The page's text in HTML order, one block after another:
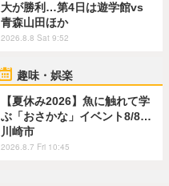
大が勝利…第4日は遊学館vs
青森山田ほか
2026.8.8 Sat 9:52
趣味・娯楽
【夏休み2026】魚に触れて学
ぶ「おさかな」イベント8/8…
川崎市
2026.8.7 Fri 10:45